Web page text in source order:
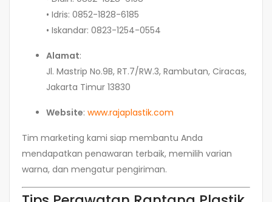
• Idris: 0852-1828-6185
• Iskandar: 0823-1254-0554
Alamat:
Jl. Mastrip No.9B, RT.7/RW.3, Rambutan, Ciracas,
Jakarta Timur 13830
Website: www.rajaplastik.com
Tim marketing kami siap membantu Anda
mendapatkan penawaran terbaik, memilih varian
warna, dan mengatur pengiriman.